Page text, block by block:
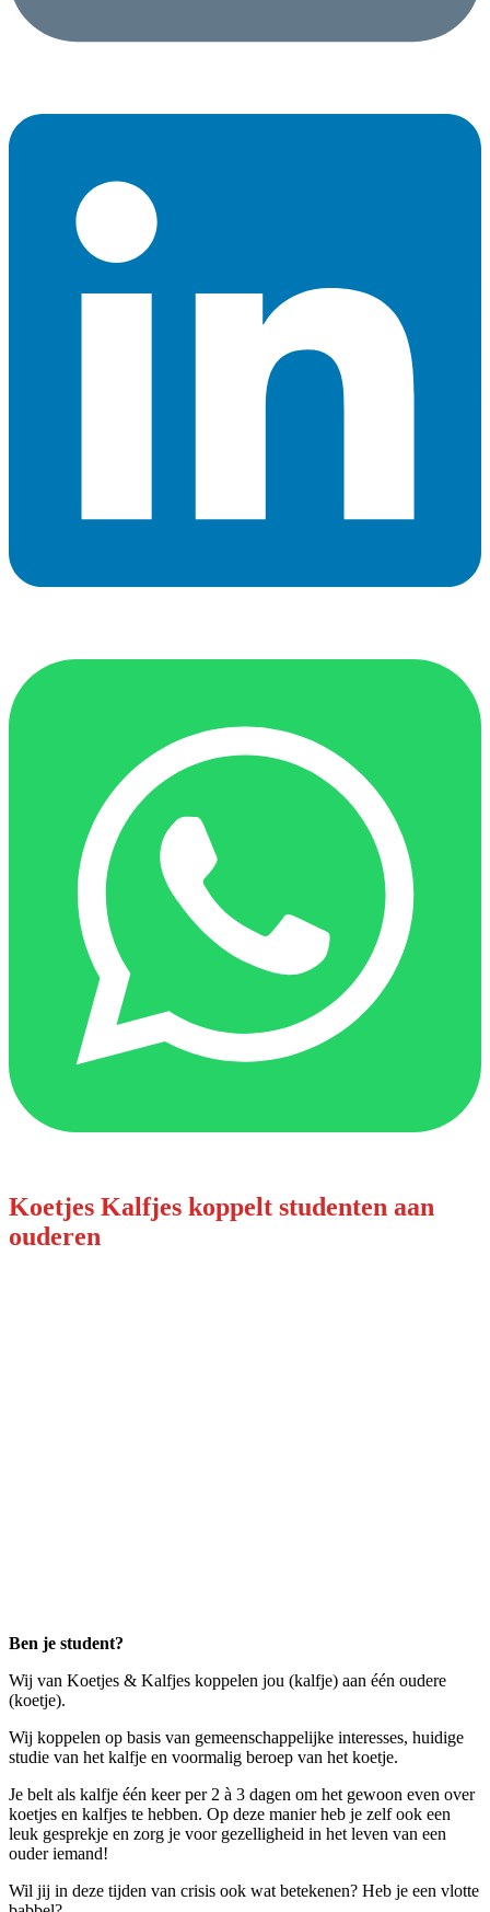
Koetjes Kalfjes koppelt studenten aan
ouderen
Ben je student?
Wij van Koetjes & Kalfjes koppelen jou (kalfje) aan één oudere
(koetje).
Wij koppelen op basis van gemeenschappelijke interesses, huidige
studie van het kalfje en voormalig beroep van het koetje.
Je belt als kalfje één keer per 2 à 3 dagen om het gewoon even over
koetjes en kalfjes te hebben. Op deze manier heb je zelf ook een
leuk gesprekje en zorg je voor gezelligheid in het leven van een
ouder iemand!
Wil jij in deze tijden van crisis ook wat betekenen? Heb je een vlotte